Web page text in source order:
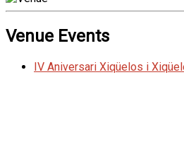
Venue Events
IV Aniversari Xiqüelos i